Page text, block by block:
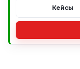
Кейсы